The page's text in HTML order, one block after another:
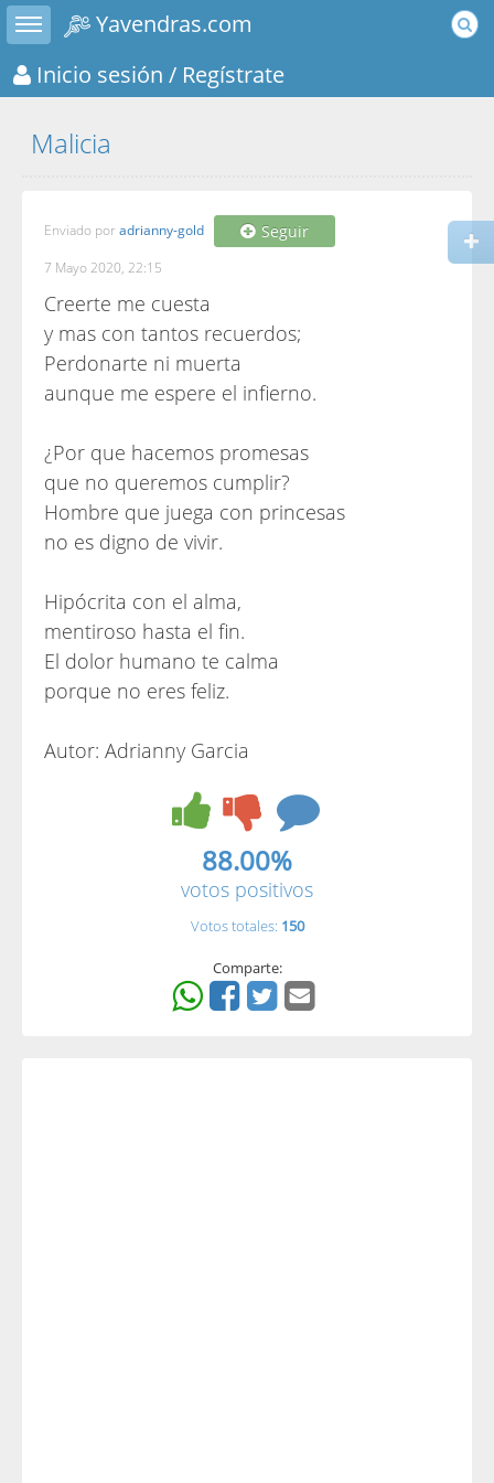
Toggle sidebar
Yavendras.com
Inicio sesión / Regístrate
Malicia
Enviado por adrianny-gold Seguir
7 Mayo 2020, 22:15
Creerte me cuesta
y mas con tantos recuerdos;
Perdonarte ni muerta
aunque me espere el infierno.
¿Por que hacemos promesas
que no queremos cumplir?
Hombre que juega con princesas
no es digno de vivir.
Hipócrita con el alma,
mentiroso hasta el fin.
El dolor humano te calma
porque no eres feliz.
Autor: Adrianny Garcia
88.00%
votos positivos
Votos totales: 150
Comparte: